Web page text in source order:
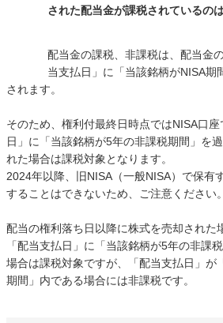
された配当金が課税されているの
配当金の課税、非課税は、配当金
当支払日」に「当該銘柄がNISA期
されます。
そのため、権利付最終日時点ではNISA口
日」に「当該銘柄が5年の非課税期間」を
れた場合は課税対象となります。
2024年以降、旧NISA（一般NISA）で保有
することはできないため、ご注意ください。
配当の権利落ち日以降に株式を売却された
「配当支払日」に「当該銘柄が5年の非課
場合は課税対象ですが、「配当支払日」が
期間」内である場合には非課税です。